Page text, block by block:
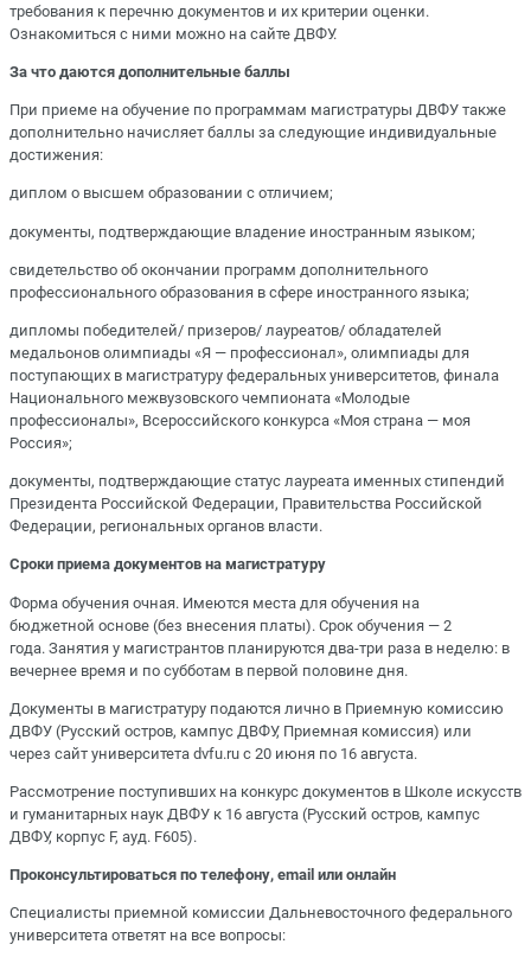
требования к перечню документов и их критерии оценки.
Ознакомиться с ними можно на сайте ДВФУ.
За что даются дополнительные баллы
При приеме на обучение по программам магистратуры ДВФУ также
дополнительно начисляет баллы за следующие индивидуальные
достижения:
диплом о высшем образовании с отличием;
документы, подтверждающие владение иностранным языком;
свидетельство об окончании программ дополнительного
профессионального образования в сфере иностранного языка;
дипломы победителей/ призеров/ лауреатов/ обладателей
медальонов олимпиады «Я — профессионал», олимпиады для
поступающих в магистратуру федеральных университетов, финала
Национального межвузовского чемпионата «Молодые
профессионалы», Всероссийского конкурса «Моя страна ― моя
Россия»;
документы, подтверждающие статус лауреата именных стипендий
Президента Российской Федерации, Правительства Российской
Федерации, региональных органов власти.
Сроки приема документов на магистратуру
Форма обучения очная. Имеются места для обучения на
бюджетной основе (без внесения платы). Срок обучения — 2
года. Занятия у магистрантов планируются два-три раза в неделю: в
вечернее время и по субботам в первой половине дня.
Документы в магистратуру подаются лично в Приемную комиссию
ДВФУ (Русский остров, кампус ДВФУ, Приемная комиссия) или
через сайт университета dvfu.ru с 20 июня по 16 августа.
Рассмотрение поступивших на конкурс документов в Школе искусств
и гуманитарных наук ДВФУ к 16 августа (Русский остров, кампус
ДВФУ, корпус F, ауд. F605).
Проконсультироваться по телефону, email или онлайн
Специалисты приемной комиссии Дальневосточного федерального
университета ответят на все вопросы: